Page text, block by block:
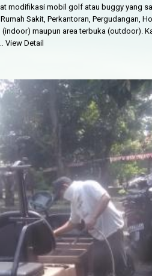
modifikasi mobil golf atau buggy yang
Sakit, Perkantoran, Pergudangan,
maupun area terbuka (outdoor).
View Detail